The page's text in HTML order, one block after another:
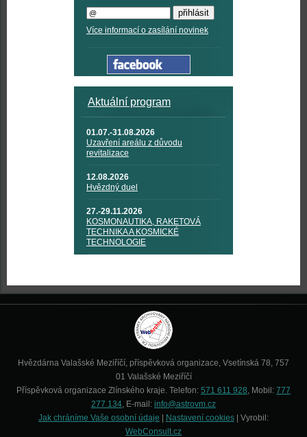
Více informací o zasílání novinek
Aktuální program
01.07.-31.08.2026
Uzavření areálu z důvodu
revitalizace
12.08.2026
Hvězdný duel
27.-29.11.2026
KOSMONAUTIKA, RAKETOVÁ
TECHNIKA A KOSMICKÉ
TECHNOLOGIE
Hvězdárna Valašské Meziříčí, příspěvková organizace, Vsetínská 78, 757
01 Valašské Meziříčí
Příspěvková organizace Zlínského kraje. Telefon: 571 611 928, Mobil: 777
277 134, E-mail: info@astrovm.cz
Jak chráníme Vaše osobní údaje
Nastavení cookies | Vyrobil:
WebConsult.cz